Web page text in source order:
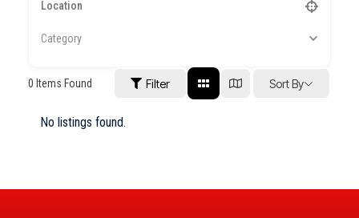
Category
0 Items Found Filter Sort By
No listings found.